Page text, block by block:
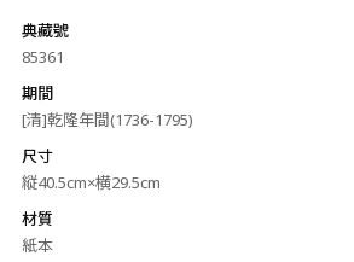
典藏號
85361
期間
[清]乾隆年間(1736-1795)
尺寸
縦40.5cm×横29.5cm
材質
紙本